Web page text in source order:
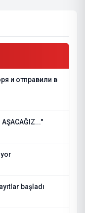
и отправили в
AŞACAĞIZ..."
başladı